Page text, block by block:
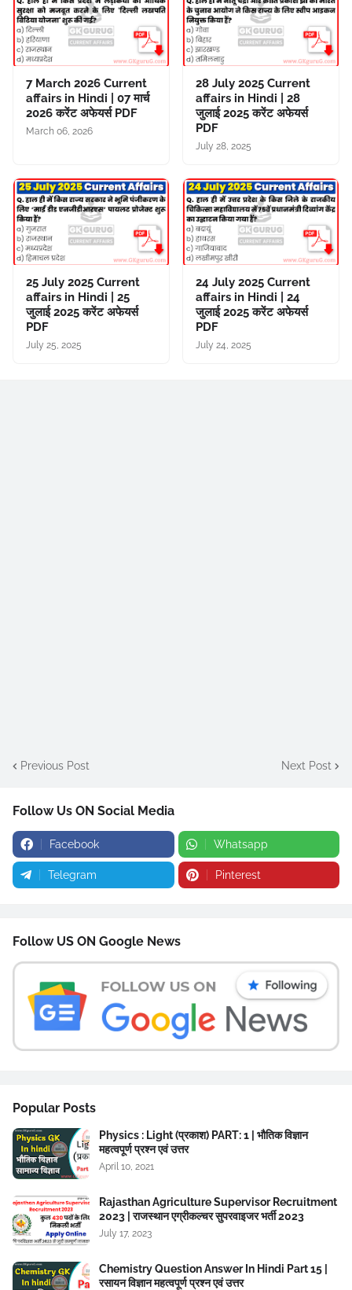
7 March 2026 Current
affairs in Hindi | 07 मार्च
2026 करेंट अफेयर्स PDF
March 06, 2026
28 July 2025 Current
affairs in Hindi | 28
जुलाई 2025 करेंट अफेयर्स
PDF
July 28, 2025
25 July 2025 Current
affairs in Hindi | 25
जुलाई 2025 करेंट अफेयर्स
PDF
July 25, 2025
24 July 2025 Current
affairs in Hindi | 24
जुलाई 2025 करेंट अफेयर्स
PDF
July 24, 2025
Previous Post Next Post
Follow Us ON Social Media
Facebook Whatsapp
Telegram Pinterest
Follow US ON Google News
Popular Posts
Physics : Light (प्रकाश) PART: 1 | भौतिक विज्ञान
महत्वपूर्ण प्रश्न एवं उत्तर
April 10, 2021
Rajasthan Agriculture Supervisor Recruitment
2023 | राजस्थान एग्रीकल्चर सुपरवाइजर भर्ती 2023
July 17, 2023
Chemistry Question Answer In Hindi Part 15 |
रसायन विज्ञान महत्वपूर्ण प्रश्न एवं उत्तर